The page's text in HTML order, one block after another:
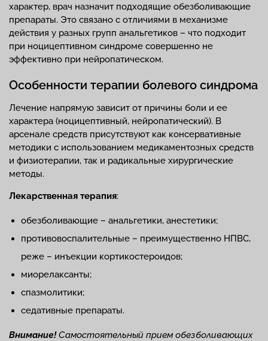
характер, врач назначит подходящие обезболивающие
препараты. Это связано с отличиями в механизме
действия у разных групп анальгетиков – что подходит
при ноцицептивном синдроме совершенно не
эффективно при нейропатическом.
Особенности терапии болевого синдрома
Лечение напрямую зависит от причины боли и ее
характера (ноцицептивный, нейропатический). В
арсенале средств присутствуют как консервативные
методики с использованием медикаментозных средств
и физиотерапии, так и радикальные хирургические
методы.
Лекарственная терапия:
обезболивающие – анальгетики, анестетики;
противовоспалительные – преимущественно НПВС,
реже – инъекции кортикостероидов;
миорелаксанты;
спазмолитики;
седативные препараты.
Внимание!Самостоятельный прием обезболивающих